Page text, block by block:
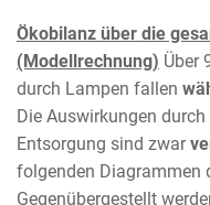
Ökobilanz über die
(Modellrechnung) Über
durch Lampen fallen
Die Auswirkungen
Entsorgung sind zwar
folgenden Diagrammen
Gegenübergestellt